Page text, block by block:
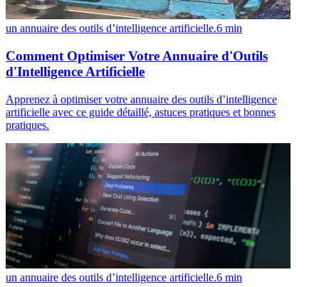
un annuaire des outils d’intelligence artificielle.6 min
Comment Optimiser Votre Annuaire d'Outils
d'Intelligence Artificielle
Apprenez à optimiser votre annuaire des outils d’intelligence
artificielle avec ce guide détaillé, astuces pratiques et bonnes
pratiques.
un annuaire des outils d’intelligence artificielle.6 min